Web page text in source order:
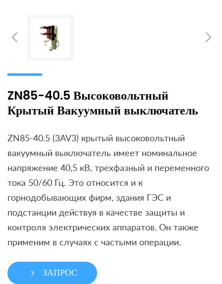
ZN85-40.5 Высоковольтный
Крытый Вакуумный выключатель
ZN85-40.5 (3AV3) крытый высоковольтный
вакуумный выключатель имеет номинальное
напряжение 40,5 кВ, трехфазный и переменного
тока 50/60 Гц. Это относится и к
горнодобывающих фирм, здания ГЭС и
подстанции действуя в качестве защиты и
контроля электрических аппаратов. Он также
применим в случаях с частыми операции.
ЗАПРОС